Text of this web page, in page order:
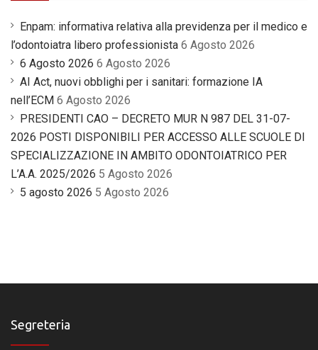
Enpam: informativa relativa alla previdenza per il medico e
l’odontoiatra libero professionista 6 Agosto 2026
6 Agosto 2026 6 Agosto 2026
AI Act, nuovi obblighi per i sanitari: formazione IA
nell’ECM 6 Agosto 2026
PRESIDENTI CAO – DECRETO MUR N 987 DEL 31-07-
2026 POSTI DISPONIBILI PER ACCESSO ALLE SCUOLE DI
SPECIALIZZAZIONE IN AMBITO ODONTOIATRICO PER
L’A.A. 2025/2026 5 Agosto 2026
5 agosto 2026 5 Agosto 2026
Segreteria